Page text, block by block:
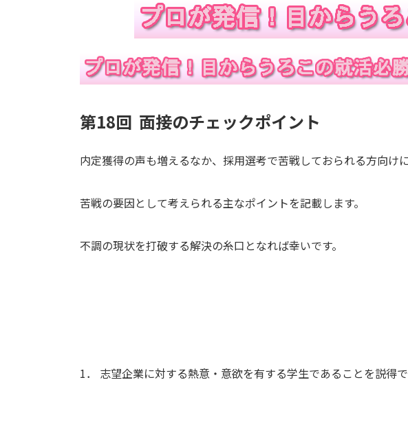
第18回 面接のチェックポイント
内定獲得の声も増えるなか、採用選考で苦戦しておられる方向けに
苦戦の要因として考えられる主なポイントを記載します。
不調の現状を打破する解決の糸口となれば幸いです。
1． 志望企業に対する熱意・意欲を有する学生であることを説得